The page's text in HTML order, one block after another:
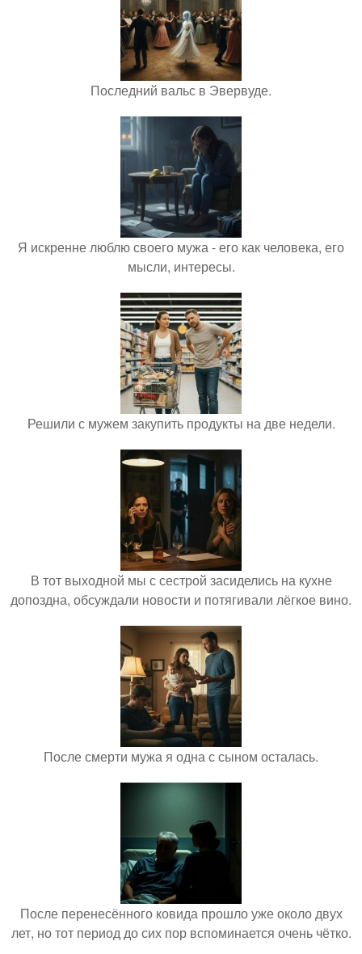
Последний вальс в Эвервуде.
Я искренне люблю своего мужа - его как человека, его
мысли, интересы.
Решили с мужем закупить продукты на две недели.
В тот выходной мы с сестрой засиделись на кухне
допоздна, обсуждали новости и потягивали лёгкое вино.
После смерти мужа я одна с сыном осталась.
После перенесённого ковида прошло уже около двух
лет, но тот период до сих пор вспоминается очень чётко.